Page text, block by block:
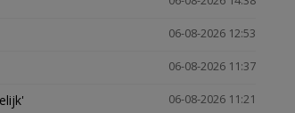
06-08-2026 12:53
06-08-2026 11:37
06-08-2026 11:21